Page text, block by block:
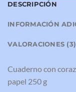
DESCRIPCIÓN
INFORMACIÓN
VALORACIONES (3)
Cuaderno con
papel 250 g